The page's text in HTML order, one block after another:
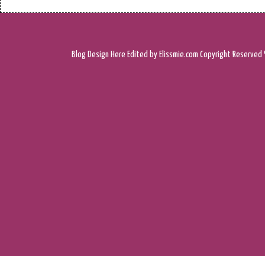
Blog Design Here Edited by Elissmie.com Copyright Reserved